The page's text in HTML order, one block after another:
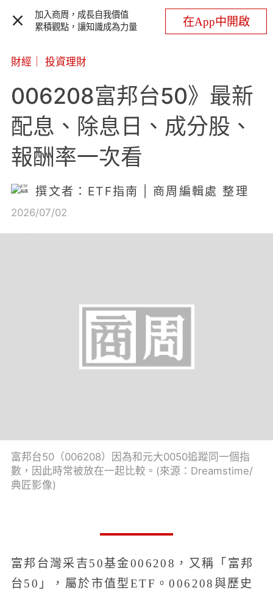
加入商周，成長自我價值
累積觀點，讓知識成為力量
在App中開啟
財經 投資理財
006208富邦台50》最新
配息、除息日、成分股、
報酬率一次看
撰文者：ETF指南 | 商周編輯處 整理
2026/07/02
富邦台50（006208）因為和元大0050追蹤同一個指
數，因此時常被放在一起比較。(來源：Dreamstime/
典匠影像)
富邦台灣采吉50基金006208，又稱「富邦
台50」，屬於市值型ETF。006208與歷史